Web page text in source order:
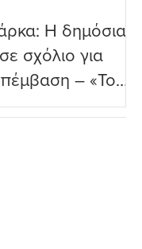
Η δημόσια
σχόλιο για
– «Το
σχόλιο που